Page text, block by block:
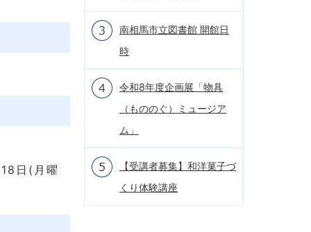
日(月曜
南相馬市立図書館 開館日
時
令和8年度企画展「物具
（もののぐ）ミュージア
ム」
【受講者募集】和洋菓子づ
くり体験講座